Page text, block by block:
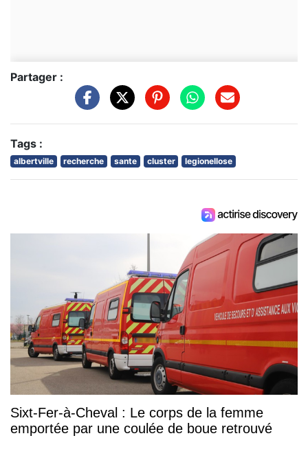
Partager :
Tags :
albertville recherche sante cluster legionellose
Sixt-Fer-à-Cheval : Le corps de la femme
emportée par une coulée de boue retrouvé